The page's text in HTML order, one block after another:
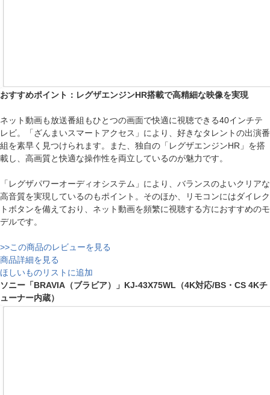
おすすめポイント：レグザエンジンHR搭載で高精細な映像を実現
ネット動画も放送番組もひとつの画面で快適に視聴できる40インチテ
レビ。「ざんまいスマートアクセス」により、好きなタレントの出演番
組を素早く見つけられます。また、独自の「レグザエンジンHR」を搭
載し、高画質と快適な操作性を両立しているのが魅力です。
「レグザパワーオーディオシステム」により、バランスのよいクリアな
高音質を実現しているのもポイント。そのほか、リモコンにはダイレク
トボタンを備えており、ネット動画を頻繁に視聴する方におすすめのモ
デルです。
>>この商品のレビューを見る
商品詳細を見る
ほしいものリストに追加
ソニー「BRAVIA（ブラビア）」KJ-43X75WL（4K対応/BS・CS 4Kチ
ューナー内蔵）